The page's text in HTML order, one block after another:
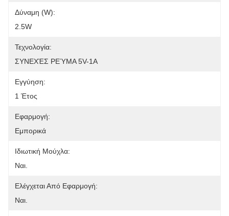
Δύναμη (W):
2.5W
Τεχνολογία:
ΣΥΝΕΧΈΣ ΡΕΎΜΑ 5V-1A
Εγγύηση:
1 Έτος
Εφαρμογή:
Εμπορικά
Ιδιωτική Μούχλα:
Ναι.
Ελέγχεται Από Εφαρμογή:
Ναι.